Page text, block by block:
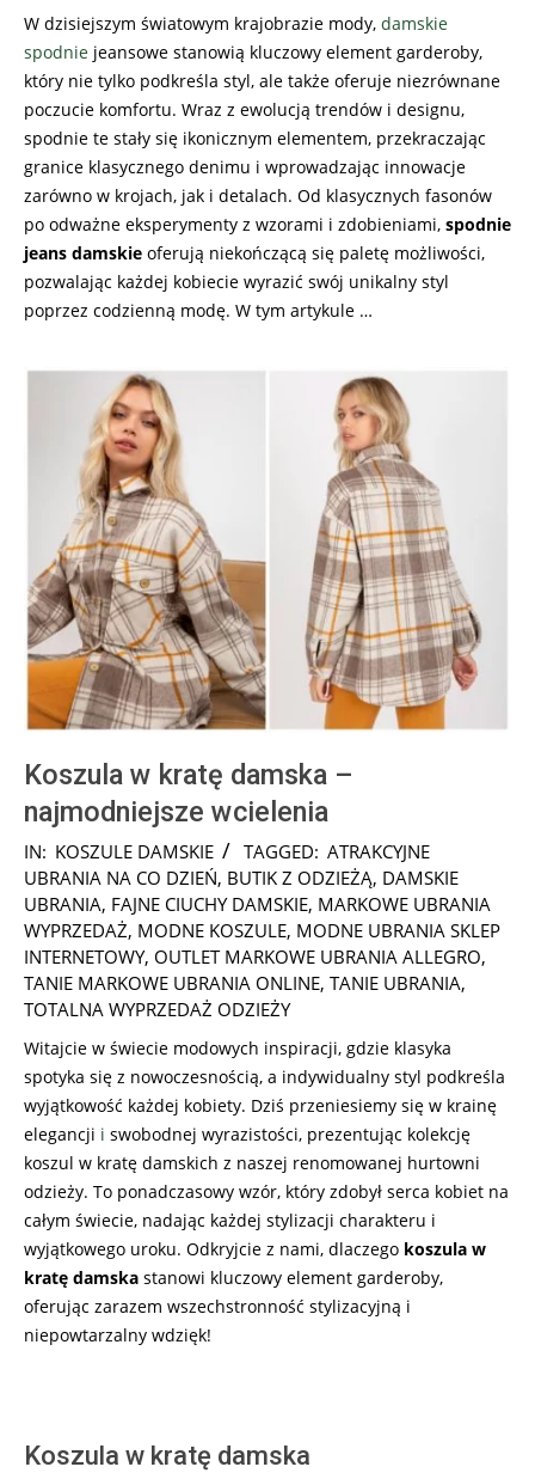
W dzisiejszym światowym krajobrazie mody, damskie
spodnie jeansowe stanowią kluczowy element garderoby,
który nie tylko podkreśla styl, ale także oferuje niezrównane
poczucie komfortu. Wraz z ewolucją trendów i designu,
spodnie te stały się ikonicznym elementem, przekraczając
granice klasycznego denimu i wprowadzając innowacje
zarówno w krojach, jak i detalach. Od klasycznych fasonów
po odważne eksperymenty z wzorami i zdobieniami, spodnie
jeans damskie oferują niekończącą się paletę możliwości,
pozwalając każdej kobiecie wyrazić swój unikalny styl
poprzez codzienną modę. W tym artykule …
Koszula w kratę damska –
najmodniejsze wcielenia
2024-
10-
08
IN: KOSZULE DAMSKIE TAGGED: ATRAKCYJNE
UBRANIA NA CO DZIEŃ, BUTIK Z ODZIEŻĄ, DAMSKIE
UBRANIA, FAJNE CIUCHY DAMSKIE, MARKOWE UBRANIA
WYPRZEDAŻ, MODNE KOSZULE, MODNE UBRANIA SKLEP
INTERNETOWY, OUTLET MARKOWE UBRANIA ALLEGRO,
TANIE MARKOWE UBRANIA ONLINE, TANIE UBRANIA,
TOTALNA WYPRZEDAŻ ODZIEŻY
Witajcie w świecie modowych inspiracji, gdzie klasyka
spotyka się z nowoczesnością, a indywidualny styl podkreśla
wyjątkowość każdej kobiety. Dziś przeniesiemy się w krainę
elegancji i swobodnej wyrazistości, prezentując kolekcję
koszul w kratę damskich z naszej renomowanej hurtowni
odzieży. To ponadczasowy wzór, który zdobył serca kobiet na
całym świecie, nadając każdej stylizacji charakteru i
wyjątkowego uroku. Odkryjcie z nami, dlaczego koszula w
kratę damska stanowi kluczowy element garderoby,
oferując zarazem wszechstronność stylizacyjną i
niepowtarzalny wdzięk!
Koszula w kratę damska